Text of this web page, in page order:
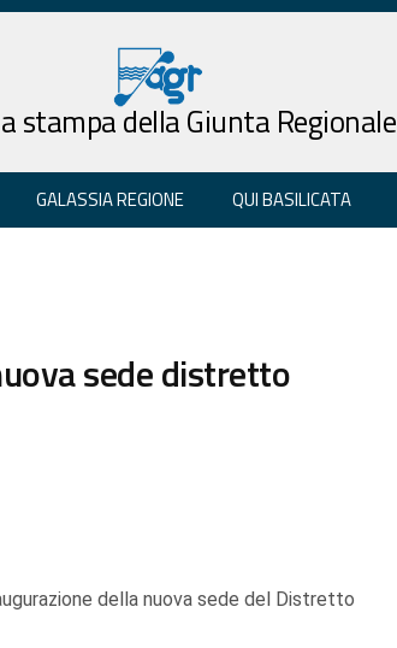
stampa della Giunta Regionale
GALASSIA REGIONE QUI BASILICATA
sede distretto
della nuova sede del Distretto